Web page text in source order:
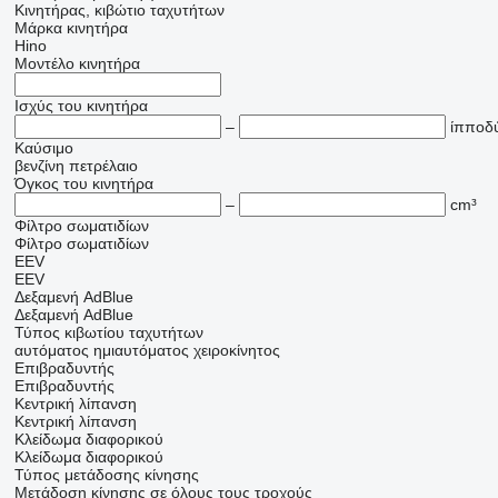
Κινητήρας, κιβώτιο ταχυτήτων
Μάρκα κινητήρα
Hino
Μοντέλο κινητήρα
Ισχύς του κινητήρα
–
Καύσιμο
βενζίνη πετρέλαιο
Όγκος του κινητήρα
–
cm³
Φίλτρο σωματιδίων
Φίλτρο σωματιδίων
EEV
EEV
Δεξαμενή AdBlue
Δεξαμενή AdBlue
Τύπος κιβωτίου ταχυτήτων
αυτόματος ημιαυτόματος χειροκίνητος
Επιβραδυντής
Επιβραδυντής
Κεντρική λίπανση
Κεντρική λίπανση
Κλείδωμα διαφορικού
Κλείδωμα διαφορικού
Τύπος μετάδοσης κίνησης
Μετάδοση κίνησης σε όλους τους τροχούς